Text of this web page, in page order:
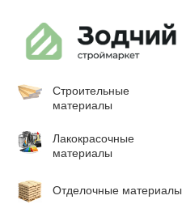
Строительные
материалы
Лакокрасочные
материалы
Отделочные материалы